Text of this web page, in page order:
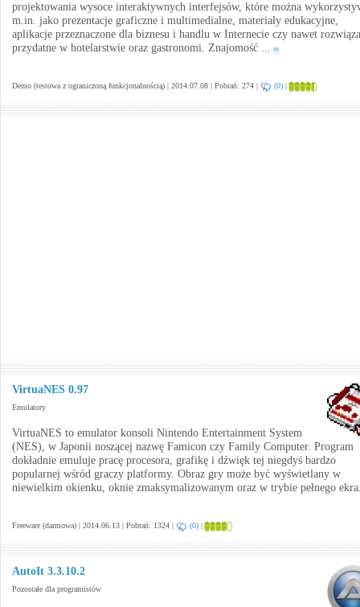
projektowania wysoce interaktywnych interfejsów, które można
m.in. jako prezentacje graficzne i multimedialne, materiały edukacyjne,
aplikacje przeznaczone dla biznesu i handlu w Internecie czy nawet
przydatne w hotelarstwie oraz gastronomi. Znajomość ...
Demo (testowa z ograniczoną funkcjonalnością) | 2014.07.08 | Pobrań: 274 | (0) |
VirtuaNES 0.97
Emulatory
VirtuaNES to emulator konsoli Nintendo Entertainment System
(NES), w Japonii noszącej nazwę Famicon czy Family Computer. Program
dokładnie emuluje pracę procesora, grafikę i dźwięk tej niegdyś bardzo
popularnej wśród graczy platformy. Obraz gry może być wyświetlany w
niewielkim okienku, oknie zmaksymalizowanym oraz w trybie pełnego
Freeware (darmowa) | 2014.06.13 | Pobrań: 1324 | (0) |
AutoIt 3.3.10.2
Pozostałe dla programistów